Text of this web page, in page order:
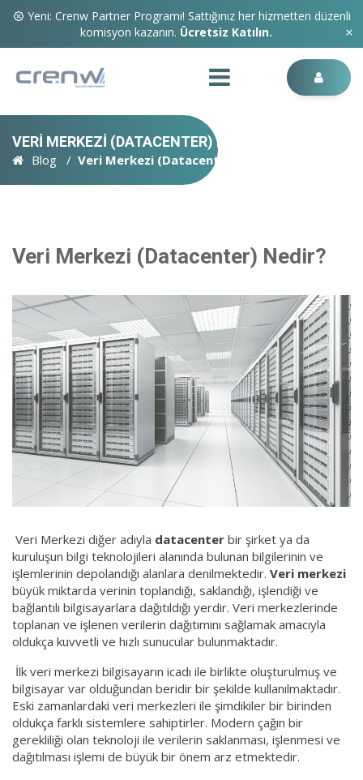
Yeni: Crenw Partner Programı! Sattığınız her hizmetten düzenli
komisyon kazanın. Ücretsiz Katılın.
VERI MERKEZI (DATACENTER) NEDIR?
Blog Veri Merkezi (Datacenter) Nedir?
Veri Merkezi (Datacenter) Nedir?
Veri Merkezi diğer adıyla datacenter bir şirket ya da
kuruluşun bilgi teknolojileri alanında bulunan bilgilerinin ve
işlemlerinin depolandığı alanlara denilmektedir. Veri merkezi
büyük miktarda verinin toplandığı, saklandığı, işlendiği ve
bağlantılı bilgisayarlara dağıtıldığı yerdir. Veri merkezlerinde
toplanan ve işlenen verilerin dağıtımını sağlamak amacıyla
oldukça kuvvetli ve hızlı sunucular bulunmaktadır.
İlk veri merkezi bilgisayarın icadı ile birlikte oluşturulmuş ve
bilgisayar var olduğundan beridir bir şekilde kullanılmaktadır.
Eski zamanlardaki veri merkezleri ile şimdikiler bir birinden
oldukça farklı sistemlere sahiptirler. Modern çağın bir
gerekliliği olan teknoloji ile verilerin saklanması, işlenmesi ve
dağıtılması işlemi de büyük bir önem arz etmektedir.